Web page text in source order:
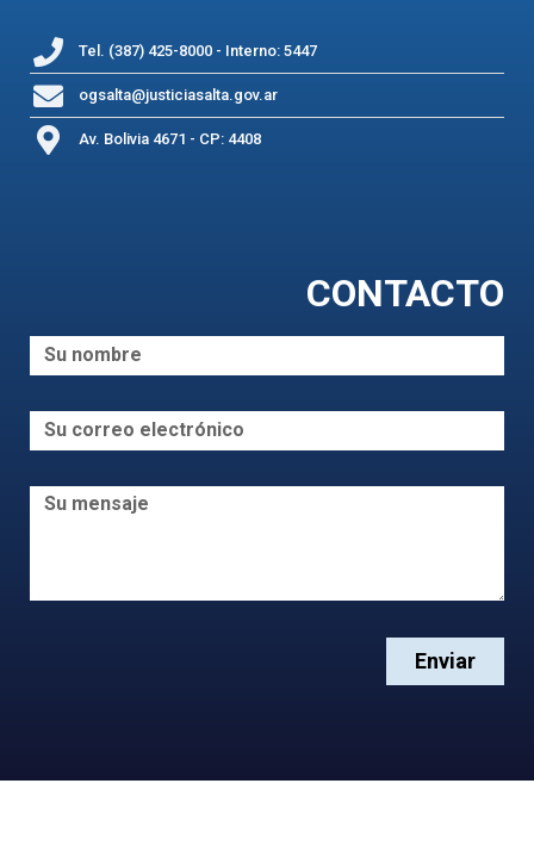
Tel. (387) 425-8000 - Interno: 5447
ogsalta@justiciasalta.gov.ar
Av. Bolivia 4671 - CP: 4408
CONTACTO
Enviar